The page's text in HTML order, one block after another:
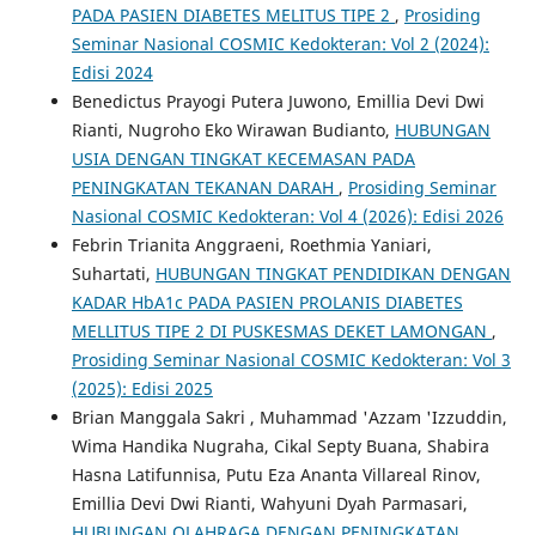
PADA PASIEN DIABETES MELITUS TIPE 2 , Prosiding
Seminar Nasional COSMIC Kedokteran: Vol 2 (2024):
Edisi 2024
Benedictus Prayogi Putera Juwono, Emillia Devi Dwi
Rianti, Nugroho Eko Wirawan Budianto, HUBUNGAN
USIA DENGAN TINGKAT KECEMASAN PADA
PENINGKATAN TEKANAN DARAH , Prosiding Seminar
Nasional COSMIC Kedokteran: Vol 4 (2026): Edisi 2026
Febrin Trianita Anggraeni, Roethmia Yaniari,
Suhartati, HUBUNGAN TINGKAT PENDIDIKAN DENGAN
KADAR HbA1c PADA PASIEN PROLANIS DIABETES
MELLITUS TIPE 2 DI PUSKESMAS DEKET LAMONGAN ,
Prosiding Seminar Nasional COSMIC Kedokteran: Vol 3
(2025): Edisi 2025
Brian Manggala Sakri , Muhammad 'Azzam 'Izzuddin,
Wima Handika Nugraha, Cikal Septy Buana, Shabira
Hasna Latifunnisa, Putu Eza Ananta Villareal Rinov,
Emillia Devi Dwi Rianti, Wahyuni Dyah Parmasari,